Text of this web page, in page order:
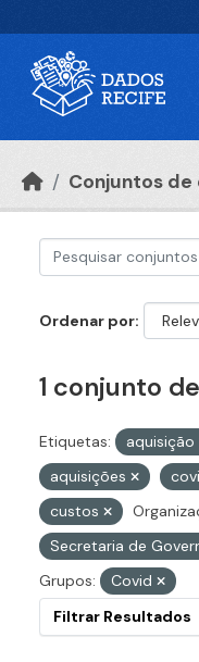
Conjuntos de
Ordenar por
1 conjunto
Etiquetas: aquisição
aquisições
custos
Secretaria de
Grupos:
Covid
Filtrar Resultados